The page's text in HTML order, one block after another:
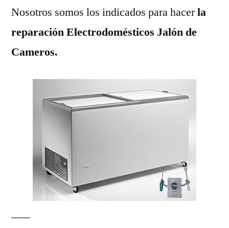
Nosotros somos los indicados para hacerla
reparación Electrodomésticos Jalón de
Cameros.